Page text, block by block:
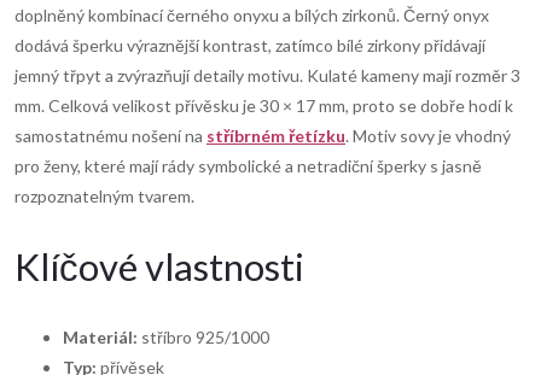
doplněný kombinací černého onyxu a bílých zirkonů. Černý onyx
dodává šperku výraznější kontrast, zatímco bílé zirkony přidávají
jemný třpyt a zvýrazňují detaily motivu. Kulaté kameny mají rozměr 3
mm. Celková velikost přívěsku je 30 × 17 mm, proto se dobře hodí k
samostatnému nošení na stříbrném řetízku. Motiv sovy je vhodný
pro ženy, které mají rády symbolické a netradiční šperky s jasně
rozpoznatelným tvarem.
Klíčové vlastnosti
Materiál: stříbro 925/1000
Typ: přívěsek